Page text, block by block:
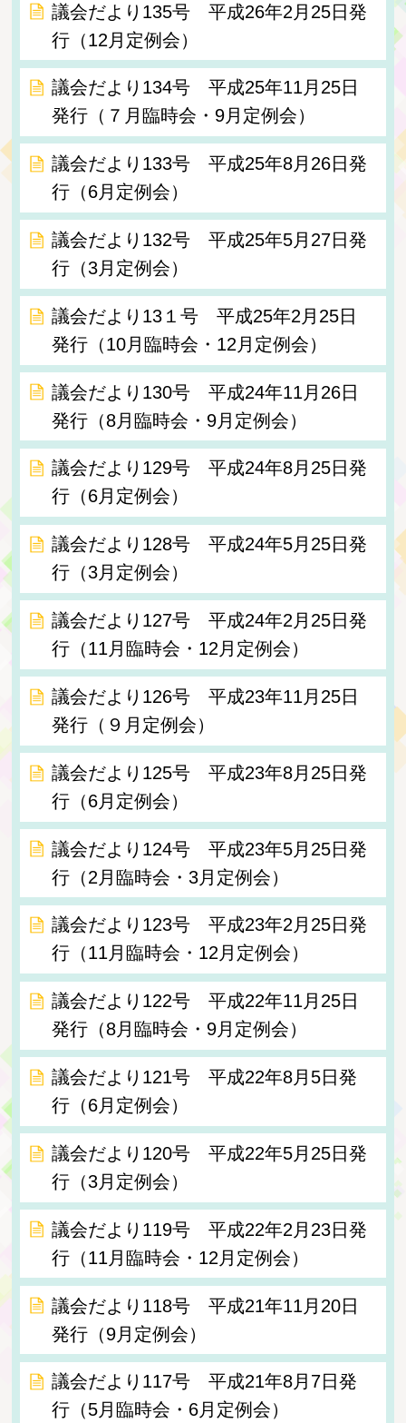
議会だより135号 平成26年2月25日発
行（12月定例会）
議会だより134号 平成25年11月25日
発行（７月臨時会・9月定例会）
議会だより133号 平成25年8月26日発
行（6月定例会）
議会だより132号 平成25年5月27日発
行（3月定例会）
議会だより13１号 平成25年2月25日
発行（10月臨時会・12月定例会）
議会だより130号 平成24年11月26日
発行（8月臨時会・9月定例会）
議会だより129号 平成24年8月25日発
行（6月定例会）
議会だより128号 平成24年5月25日発
行（3月定例会）
議会だより127号 平成24年2月25日発
行（11月臨時会・12月定例会）
議会だより126号 平成23年11月25日
発行（９月定例会）
議会だより125号 平成23年8月25日発
行（6月定例会）
議会だより124号 平成23年5月25日発
行（2月臨時会・3月定例会）
議会だより123号 平成23年2月25日発
行（11月臨時会・12月定例会）
議会だより122号 平成22年11月25日
発行（8月臨時会・9月定例会）
議会だより121号 平成22年8月5日発
行（6月定例会）
議会だより120号 平成22年5月25日発
行（3月定例会）
議会だより119号 平成22年2月23日発
行（11月臨時会・12月定例会）
議会だより118号 平成21年11月20日
発行（9月定例会）
議会だより117号 平成21年8月7日発
行（5月臨時会・6月定例会）